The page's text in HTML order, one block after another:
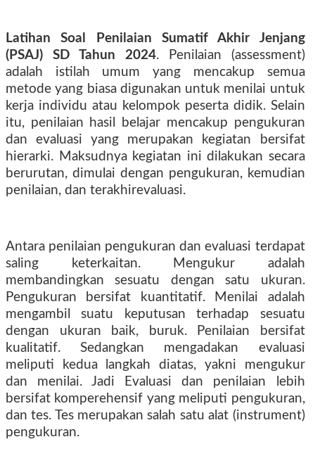
Latihan Soal Penilaian Sumatif Akhir Jenjang
(PSAJ) SD Tahun 2024. Penilaian (assessment)
adalah istilah umum yang mencakup semua
metode yang biasa digunakan untuk menilai untuk
kerja individu atau kelompok peserta didik. Selain
itu, penilaian hasil belajar mencakup pengukuran
dan evaluasi yang merupakan kegiatan bersifat
hierarki. Maksudnya kegiatan ini dilakukan secara
berurutan, dimulai dengan pengukuran, kemudian
penilaian, dan terakhirevaluasi.
Antara penilaian pengukuran dan evaluasi terdapat
saling keterkaitan. Mengukur adalah
membandingkan sesuatu dengan satu ukuran.
Pengukuran bersifat kuantitatif. Menilai adalah
mengambil suatu keputusan terhadap sesuatu
dengan ukuran baik, buruk. Penilaian bersifat
kualitatif. Sedangkan mengadakan evaluasi
meliputi kedua langkah diatas, yakni mengukur
dan menilai. Jadi Evaluasi dan penilaian lebih
bersifat komperehensif yang meliputi pengukuran,
dan tes. Tes merupakan salah satu alat (instrument)
pengukuran.